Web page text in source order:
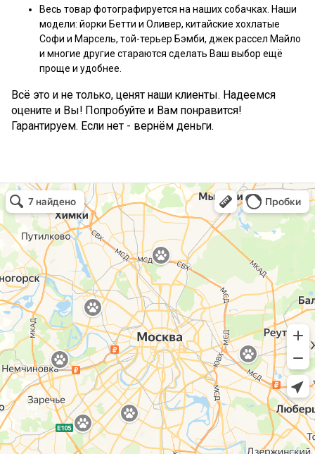
Весь товар фотографируется на наших собачках. Наши
модели: йорки Бетти и Оливер, китайские хохлатые
Софи и Марсель, той-терьер Бэмби, джек рассел Майло
и многие другие стараются сделать Ваш выбор ещё
проще и удобнее.
Всё это и не только, ценят наши клиенты. Надеемся
оцените и Вы! Попробуйте и Вам понравится!
Гарантируем. Если нет - вернём деньги.